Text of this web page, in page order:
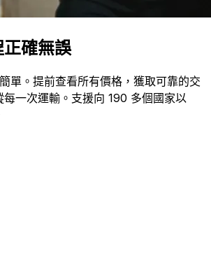
正確無誤
單。提前查看所有價格，獲取可靠的交
一次運輸。支援向 190 多個國家以